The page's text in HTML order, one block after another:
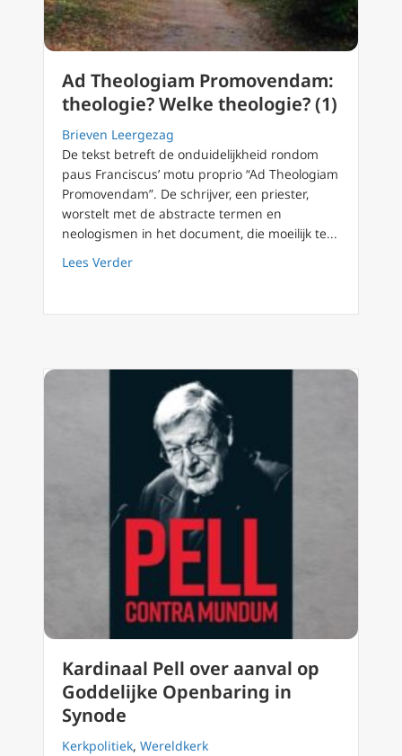
Ad Theologiam Promovendam:
theologie? Welke theologie? (1)
Brieven Leergezag
De tekst betreft de onduidelijkheid rondom
paus Franciscus’ motu proprio “Ad Theologiam
Promovendam”. De schrijver, een priester,
worstelt met de abstracte termen en
neologismen in het document, die moeilijk te...
Lees Verderabout Ad Theologiam Promovendam:
Kardinaal Pell over aanval op
Goddelijke Openbaring in
Synode
Kerkpolitiek, Wereldkerk